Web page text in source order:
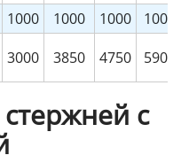
1000 1000 1000
1000
3000 3850 4750 5900
с